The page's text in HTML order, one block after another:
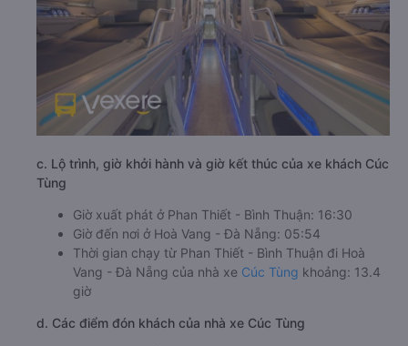
c. Lộ trình, giờ khởi hành và giờ kết thúc của xe khách Cúc
Tùng
Giờ xuất phát ở Phan Thiết - Bình Thuận: 16:30
Giờ đến nơi ở Hoà Vang - Đà Nẵng: 05:54
Thời gian chạy từ Phan Thiết - Bình Thuận đi Hoà
Vang - Đà Nẵng của nhà xe Cúc Tùng khoảng: 13.4
giờ
d. Các điểm đón khách của nhà xe Cúc Tùng